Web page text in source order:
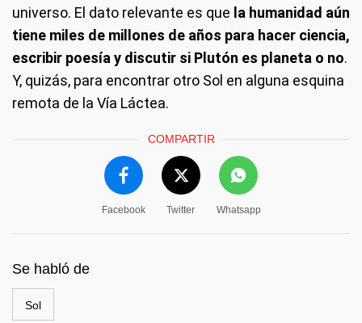
universo. El dato relevante es que la humanidad aún
tiene miles de millones de años para hacer ciencia,
escribir poesía y discutir si Plutón es planeta o no.
Y, quizás, para encontrar otro Sol en alguna esquina
remota de la Vía Láctea.
COMPARTIR
Facebook Twitter Whatsapp
Se habló de
Sol